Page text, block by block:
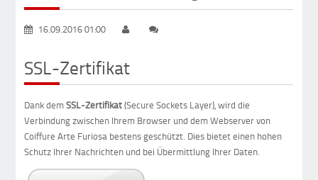
16.09.2016 01:00
SSL-Zertifikat
Dank demSSL-Zertifikat(Secure Sockets Layer), wird die
Verbindung zwischen Ihrem Browser und dem Webserver von
Coiffure Arte Furiosa bestens geschützt. Dies bietet einen hohen
Schutz Ihrer Nachrichten und bei Übermittlung Ihrer Daten.